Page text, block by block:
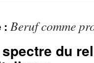
: Beruf comme
du